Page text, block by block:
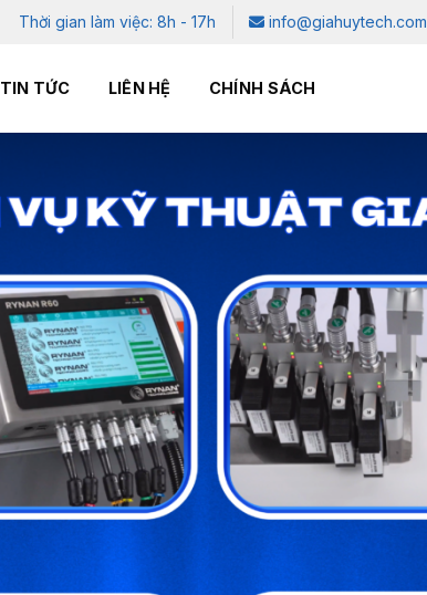
Thời gian làm việc: 8h - 17h info@giahuytech.com
TIN TỨC LIÊN HỆ CHÍNH SÁCH